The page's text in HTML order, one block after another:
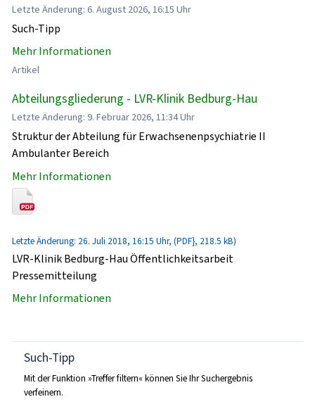
Letzte Änderung: 6. August 2026, 16:15 Uhr
Such-Tipp
Mehr Informationen
Artikel
Abteilungsgliederung - LVR-Klinik Bedburg-Hau
Letzte Änderung: 9. Februar 2026, 11:34 Uhr
Struktur der Abteilung für Erwachsenenpsychiatrie II
Ambulanter Bereich
Mehr Informationen
Letzte Änderung: 26. Juli 2018, 16:15 Uhr, (PDF}, 218.5 kB)
LVR-Klinik Bedburg-Hau Öffentlichkeitsarbeit
Pressemitteilung
Mehr Informationen
Such-Tipp
Mit der Funktion »Treffer filtern« können Sie Ihr Suchergebnis
verfeinern.